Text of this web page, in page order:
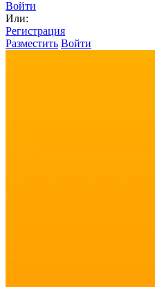
Войти
Или:
Регистрация
Разместить Войти